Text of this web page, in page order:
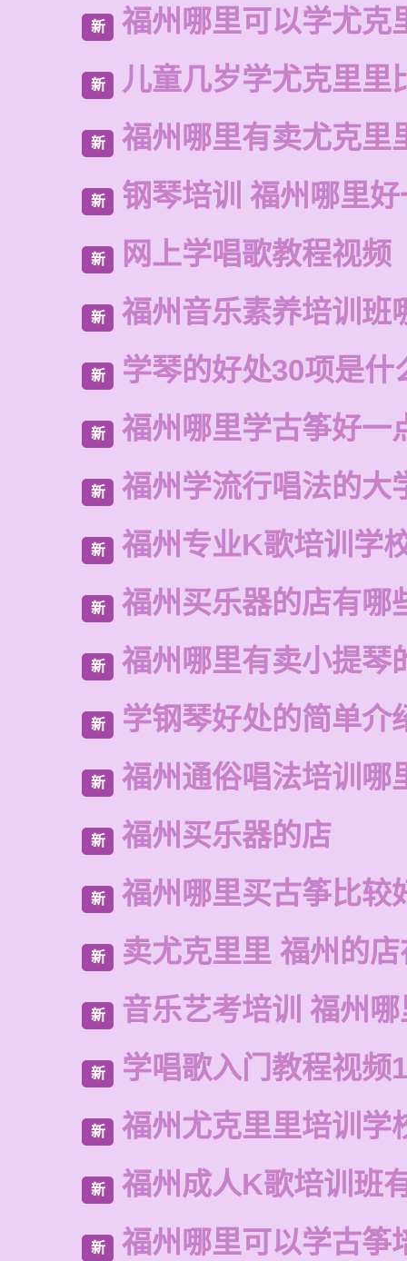
新 福州哪里可以学尤克
新 儿童几岁学尤克里里
新 福州哪里有卖尤克里
新 钢琴培训 福州哪里
新 网上学唱歌教程视频
新 福州音乐素养培训班
新 学琴的好处30项是什
新 福州哪里学古筝好一
新 福州学流行唱法的大
新 福州专业K歌培训学
新 福州买乐器的店有哪
新 福州哪里有卖小提琴
新 学钢琴好处的简单介
新 福州通俗唱法培训哪
新 福州买乐器的店
新 福州哪里买古筝比较
新 卖尤克里里 福州的
新 音乐艺考培训 福州
新 学唱歌入门教程视频
新 福州尤克里里培训学
新 福州成人K歌培训班
新 福州哪里可以学古筝